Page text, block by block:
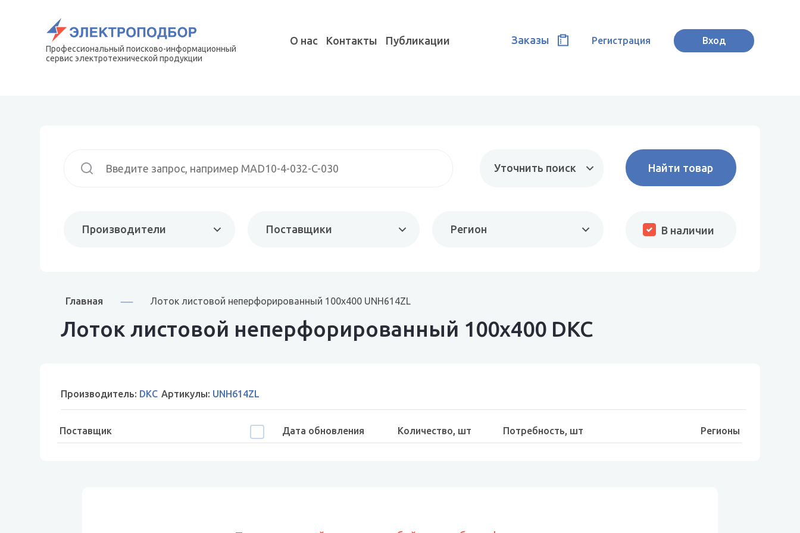
Профессиональный поисково-информационный
сервис электротехнической продукции
О нас Контакты Публикации Заказы Регистрация Вход
Уточнить поиск
Производители Поставщики Регион В наличии
Главная Лоток листовой неперфорированный 100х400 UNH614ZL
Лоток листовой неперфорированный 100х400 DKC
Производитель: DKC Артикулы: UNH614ZL
Поставщик Дата обновления Количество, шт Потребность, шт Регионы